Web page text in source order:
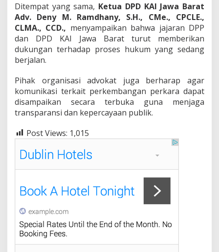
Ditempat yang sama, Ketua DPD KAI Jawa Barat
Adv. Deny M. Ramdhany, S.H., CMe., CPCLE.,
CLMA., CCD., menyampaikan bahwa jajaran DPP
dan DPD KAI Jawa Barat turut memberikan
dukungan terhadap proses hukum yang sedang
berjalan.
Pihak organisasi advokat juga berharap agar
komunikasi terkait perkembangan perkara dapat
disampaikan secara terbuka guna menjaga
transparansi dan kepercayaan publik.
Post Views: 1,015